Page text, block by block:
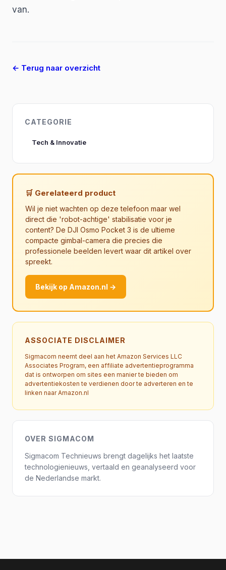
van.
← Terug naar overzicht
CATEGORIE
Tech & Innovatie
🛒 Gerelateerd product
Wil je niet wachten op deze telefoon maar wel
direct die 'robot-achtige' stabilisatie voor je
content? De DJI Osmo Pocket 3 is de ultieme
compacte gimbal-camera die precies die
professionele beelden levert waar dit artikel over
spreekt.
Bekijk op Amazon.nl →
ASSOCIATE DISCLAIMER
Sigmacom neemt deel aan het Amazon Services LLC
Associates Program, een affiliate advertentieprogramma
dat is ontworpen om sites een manier te bieden om
advertentiekosten te verdienen door te adverteren en te
linken naar Amazon.nl
OVER SIGMACOM
Sigmacom Technieuws brengt dagelijks het laatste
technologienieuws, vertaald en geanalyseerd voor
de Nederlandse markt.